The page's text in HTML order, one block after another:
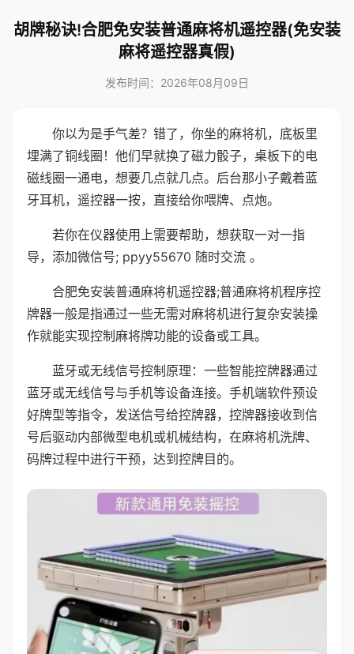
胡牌秘诀!合肥免安装普通麻将机遥控器(免安装
麻将遥控器真假)
发布时间：2026年08月09日
你以为是手气差？错了，你坐的麻将机，底板里
埋满了铜线圈！他们早就换了磁力骰子，桌板下的电
磁线圈一通电，想要几点就几点。后台那小子戴着蓝
牙耳机，遥控器一按，直接给你喂牌、点炮。
若你在仪器使用上需要帮助，想获取一对一指
导，添加微信号; ppyy55670 随时交流 。
合肥免安装普通麻将机遥控器;普通麻将机程序控
牌器一般是指通过一些无需对麻将机进行复杂安装操
作就能实现控制麻将牌功能的设备或工具。
蓝牙或无线信号控制原理：一些智能控牌器通过
蓝牙或无线信号与手机等设备连接。手机端软件预设
好牌型等指令，发送信号给控牌器，控牌器接收到信
号后驱动内部微型电机或机械结构，在麻将机洗牌、
码牌过程中进行干预，达到控牌目的。